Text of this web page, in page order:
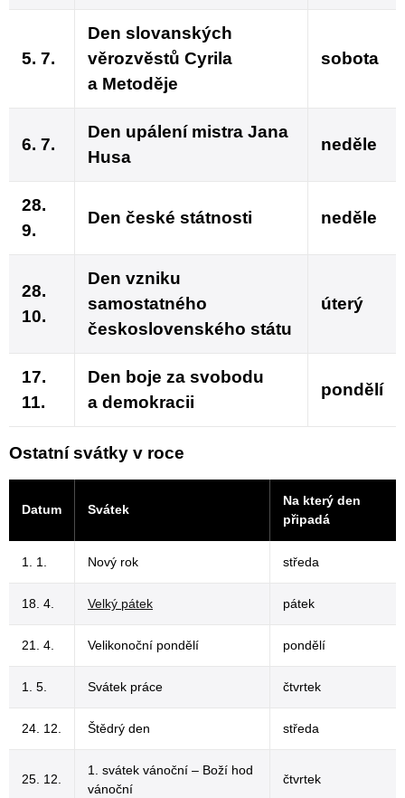
5. 7.
Den slovanských
věrozvěstů Cyrila
a Metoděje
sobota
6. 7.
Den upálení mistra Jana
Husa
neděle
28.
9.
Den české státnosti neděle
28.
10.
Den vzniku
samostatného
československého státu
úterý
17.
11.
Den boje za svobodu
a demokracii
pondělí
Ostatní svátky v roce
Datum Svátek
Na který den
připadá
1. 1. Nový rok středa
18. 4. Velký pátek pátek
21. 4. Velikonoční pondělí pondělí
1. 5. Svátek práce čtvrtek
24. 12. Štědrý den středa
25. 12.
1. svátek vánoční – Boží hod
vánoční
čtvrtek